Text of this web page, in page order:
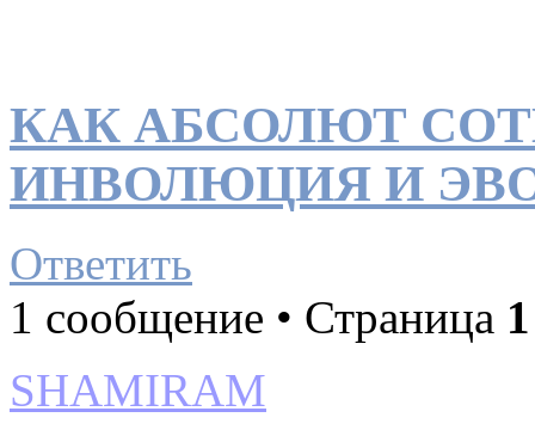
КАК АБСОЛЮТ
ИНВОЛЮЦИЯ И
Ответить
1 сообщение • Страница 1
SHAMIRAM